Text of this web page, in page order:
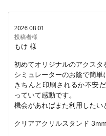
2026.08.01
投稿者様
もけ 様
初めてオリジナルのアクスタ
シミュレーターのお陰で簡単
きちんと印刷されるか不安
っていて感動です。
機会があればまた利用したい
クリアアクリルスタンド 3mm